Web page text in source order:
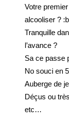
Votre
alcooliser ?
Tranquille
l’avance ?
Sa ce passe
No souci en
Auberge de
Déçus ou
etc…